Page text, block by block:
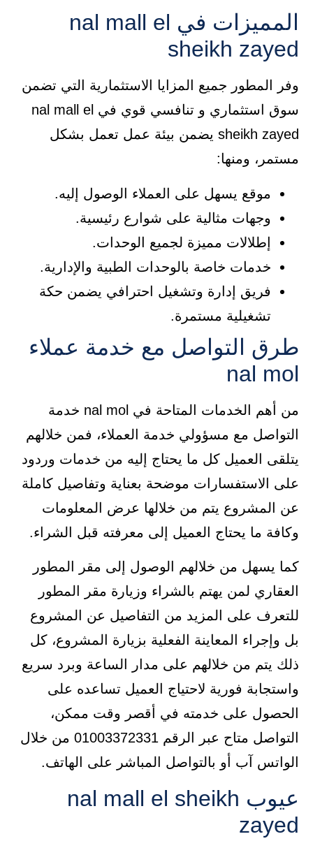
المميزات في nal mall el
sheikh zayed
وفر المطور جميع المزايا الاستثمارية التي تضمن
سوق استثماري و تنافسي قوي في nal mall el
sheikh zayed يضمن بيئة عمل تعمل بشكل
مستمر، ومنها:
موقع يسهل على العملاء الوصول إليه.
وجهات مثالية على شوارع رئيسية.
إطلالات مميزة لجميع الوحدات.
خدمات خاصة بالوحدات الطبية والإدارية.
فريق إدارة وتشغيل احترافي يضمن حكة
تشغيلية مستمرة.
طرق التواصل مع خدمة عملاء
nal mol
من أهم الخدمات المتاحة في nal mol خدمة
التواصل مع مسؤولي خدمة العملاء، فمن خلالهم
يتلقى العميل كل ما يحتاج إليه من خدمات وردود
على الاستفسارات موضحة بعناية وتفاصيل كاملة
عن المشروع يتم من خلالها عرض المعلومات
وكافة ما يحتاج العميل إلى معرفته قبل الشراء.
كما يسهل من خلالهم الوصول إلى مقر المطور
العقاري لمن يهتم بالشراء وزيارة مقر المطور
للتعرف على المزيد من التفاصيل عن المشروع
بل وإجراء المعاينة الفعلية بزيارة المشروع، كل
ذلك يتم من خلالهم على مدار الساعة وبرد سريع
واستجابة فورية لاحتياج العميل تساعده على
الحصول على خدمته في أقصر وقت ممكن،
التواصل متاح عبر الرقم 01003372331 من خلال
الواتس آب أو بالتواصل المباشر على الهاتف.
عيوب nal mall el sheikh
zayed